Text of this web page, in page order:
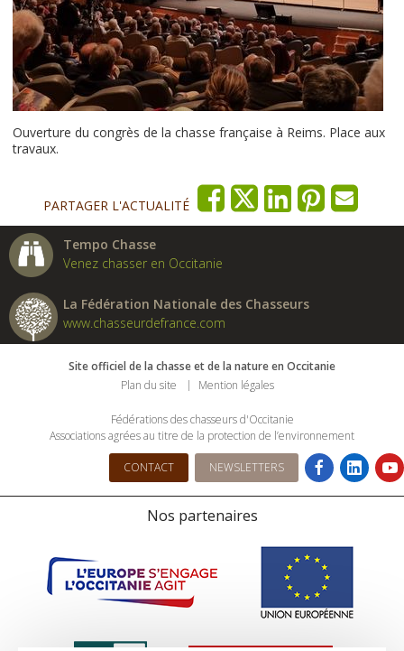
Ouverture du congrès de la chasse française à Reims. Place aux
travaux.
PARTAGER L'ACTUALITÉ
Tempo Chasse
Venez chasser en Occitanie
La Fédération Nationale des Chasseurs
www.chasseurdefrance.com
Site officiel de la chasse et de la nature en Occitanie
Plan du site
Mention légales
Fédérations des chasseurs d'Occitanie
Associations agrées au titre de la protection de l’environnement
CONTACT NEWSLETTERS
Nos partenaires